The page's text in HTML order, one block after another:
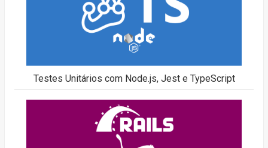
Testes Unitários com Node.js, Jest e TypeScript